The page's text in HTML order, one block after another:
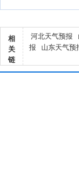
相
关
链
河北天气预报
报
山东天气预